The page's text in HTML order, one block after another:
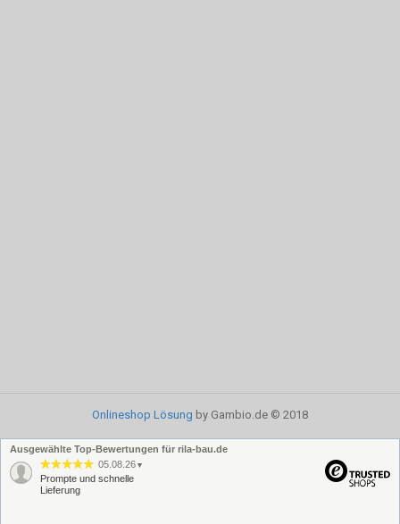
Onlineshop Lösung by Gambio.de © 2018
Ausgewählte Top-Bewertungen für rila-bau.de
05.08.26 ▼
Prompte und schnelle
Lieferung